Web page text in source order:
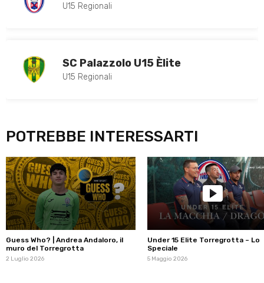
U15 Regionali
SC Palazzolo U15 Èlite
U15 Regionali
POTREBBE INTERESSARTI
Guess Who? | Andrea Andaloro, il
muro del Torregrotta
2 Luglio 2026
Under 15 Elite Torregrotta – Lo
Speciale
5 Maggio 2026